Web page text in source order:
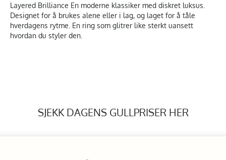
Layered Brilliance En moderne klassiker med diskret luksus.
Designet for å brukes alene eller i lag, og laget for å tåle
hverdagens rytme. En ring som glitrer like sterkt uansett
hvordan du styler den.
SJEKK DAGENS GULLPRISER HER